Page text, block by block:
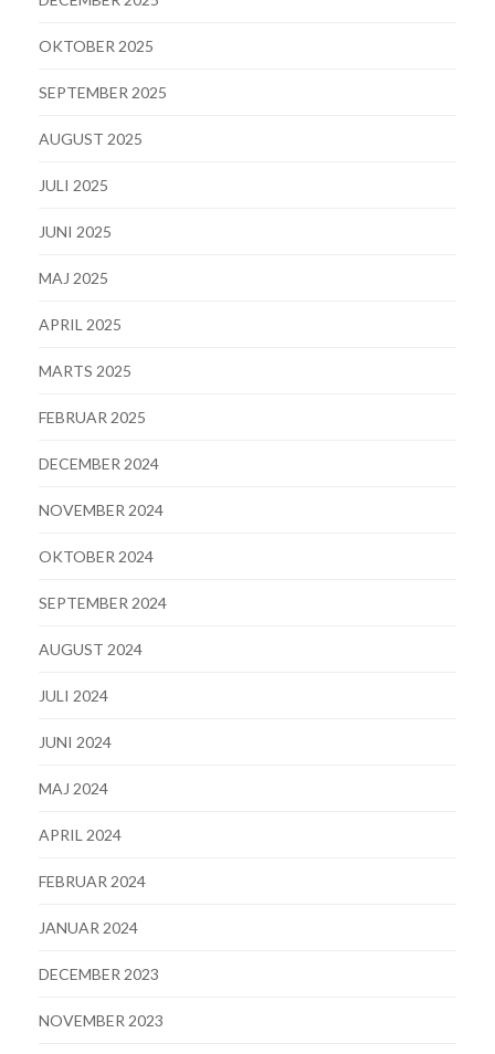
OKTOBER 2025
SEPTEMBER 2025
AUGUST 2025
JULI 2025
JUNI 2025
MAJ 2025
APRIL 2025
MARTS 2025
FEBRUAR 2025
DECEMBER 2024
NOVEMBER 2024
OKTOBER 2024
SEPTEMBER 2024
AUGUST 2024
JULI 2024
JUNI 2024
MAJ 2024
APRIL 2024
FEBRUAR 2024
JANUAR 2024
DECEMBER 2023
NOVEMBER 2023